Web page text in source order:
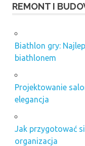
REMONT I
Biathlon gry:
biathlonem
Projektowanie
elegancja
Jak przygotować
organizacja